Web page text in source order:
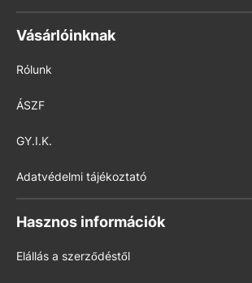
Vásárlóinknak
Rólunk
ÁSZF
GY.I.K.
Adatvédelmi tájékoztató
Hasznos információk
Elállás a szerződéstől